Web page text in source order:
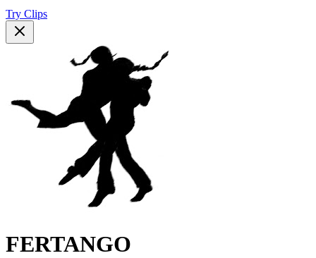
Try Clips
FERTANGO